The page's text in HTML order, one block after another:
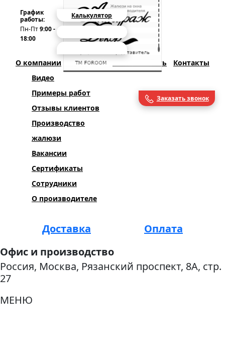
Вызвать замерщика
Рулонные шторы
О компании
Видео
Примеры работ
Отзывы клиентов
Производство
жалюзи
Вакансии
Сертификаты
Сотрудники
О производителе
Полезно знать Контакты
Доставка
Оплата
Офис и производство
Россия, Москва, Рязанский проспект, 8А, стр.
27
МЕНЮ
График
работы:
Пн-Пт9:00 -
18:00
Калькулятор
Заказать звонок